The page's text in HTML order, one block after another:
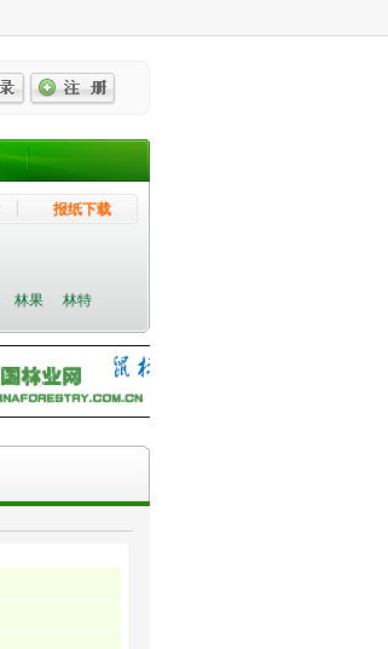
报纸下载
林果 林特